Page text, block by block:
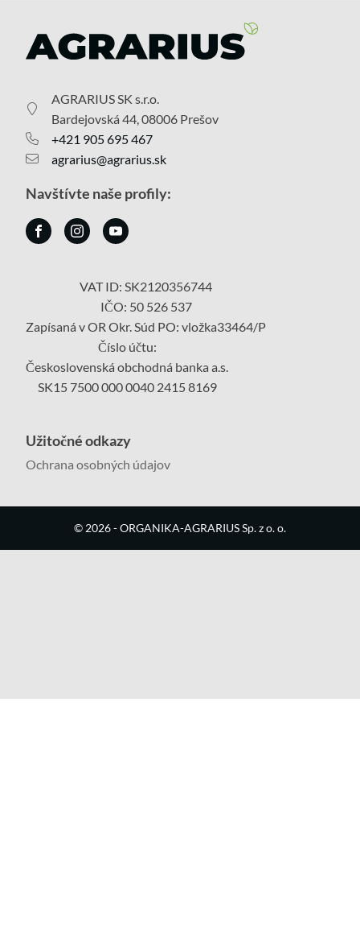
AGRARIUS SK s.r.o.
Bardejovská 44, 08006 Prešov
+421 905 695 467
agrarius@agrarius.sk
Navštívte naše profily:
VAT ID: SK2120356744
IČO: 50 526 537
Zapísaná v OR Okr. Súd PO: vložka33464/P
Číslo účtu:
Československá obchodná banka a.s.
SK15 7500 000 0040 2415 8169
Užitočné odkazy
Ochrana osobných údajov
© 2026- ORGANIKA-AGRARIUS Sp. z o. o.